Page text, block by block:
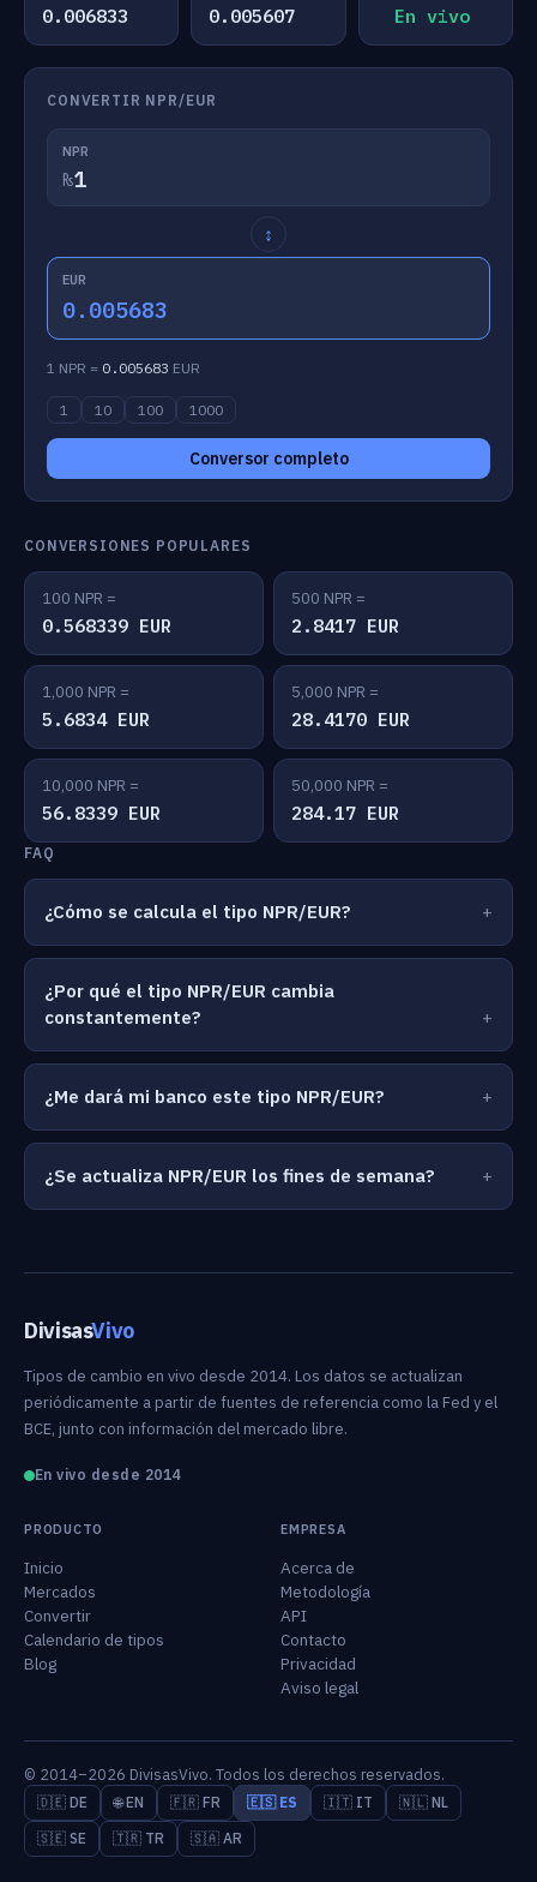
0.006833 0.005607 En vivo
CONVERTIR NPR/EUR
NPR
₨
↕
EUR
0.005683
1 NPR = 0.005683 EUR
1 10 100 1000
Conversor completo
CONVERSIONES POPULARES
100 NPR =
0.568339 EUR
500 NPR =
2.8417 EUR
1,000 NPR =
5.6834 EUR
5,000 NPR =
28.4170 EUR
10,000 NPR =
56.8339 EUR
50,000 NPR =
284.17 EUR
FAQ
¿Cómo se calcula el tipo NPR/EUR?
¿Por qué el tipo NPR/EUR cambia
constantemente?
¿Me dará mi banco este tipo NPR/EUR?
¿Se actualiza NPR/EUR los fines de semana?
DivisasVivo
Tipos de cambio en vivo desde 2014. Los datos se actualizan
periódicamente a partir de fuentes de referencia como la Fed y el
BCE, junto con información del mercado libre.
En vivo desde 2014
PRODUCTO
Inicio
Mercados
Convertir
Calendario de tipos
Blog
EMPRESA
Acerca de
Metodología
API
Contacto
Privacidad
Aviso legal
© 2014–2026 DivisasVivo. Todos los derechos reservados.
🇩🇪 DE 🌐 EN 🇫🇷 FR 🇪🇸 ES 🇮🇹 IT
🇳🇱 NL
🇸🇪 SE
🇹🇷 TR 🇸🇦 AR